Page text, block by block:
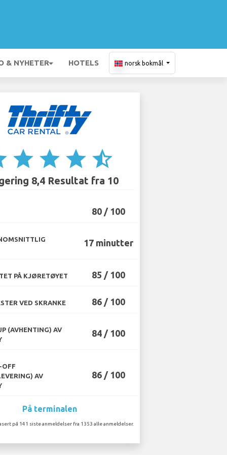
& NYHETER HOTELS norsk bokmål
star star star star_half
8,4 Resultat fra 10
80 / 100
17 minutter
PÅ KJØRETØYET 85 / 100
VED SKRANKE 86 / 100
(AVHENTING) AV
84 / 100
OFF
AV
86 / 100
På terminalen
på 141 siste anmeldelser fra 1353 alle anmeldelser.